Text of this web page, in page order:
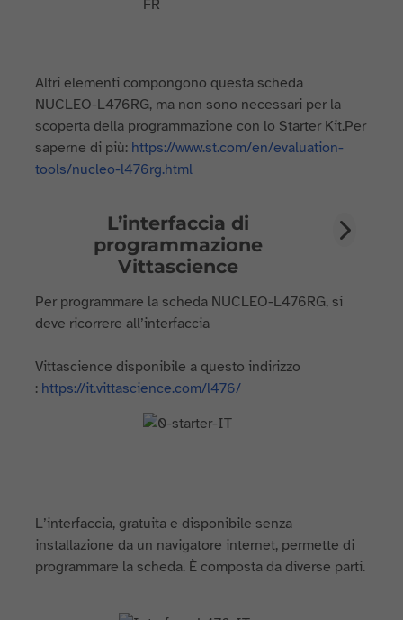
Altri elementi compongono questa scheda
NUCLEO-L476RG, ma non sono necessari per la
scoperta della programmazione con lo Starter Kit.Per
saperne di più: https://www.st.com/en/evaluation-
tools/nucleo-l476rg.html
L’interfaccia di
programmazione
Vittascience
Per programmare la scheda NUCLEO-L476RG, si
deve ricorrere all’interfaccia
Vittascience disponibile a questo indirizzo
: https://it.vittascience.com/l476/
L’interfaccia, gratuita e disponibile senza
installazione da un navigatore internet, permette di
programmare la scheda. È composta da diverse parti.